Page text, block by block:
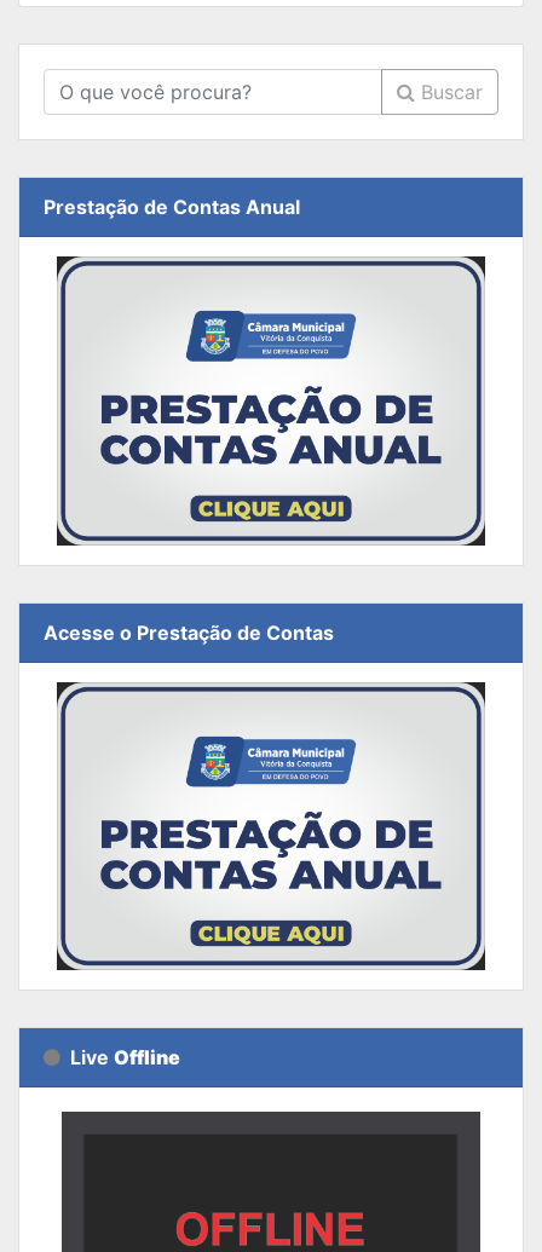
Buscar
Prestação de Contas Anual
Acesse o Prestação de Contas
Live Offline